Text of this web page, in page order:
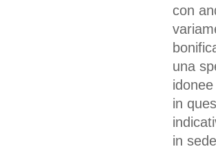
con
una
in
in